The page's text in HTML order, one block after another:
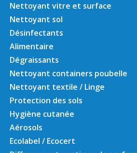
Nettoyant vitre et surface
Nettoyant sol
Désinfectants
Alimentaire
Dégraissants
Nettoyant containers poubelle
Nettoyant textile / Linge
Protection des sols
Hygiène cutanée
Aérosols
Ecolabel / Ecocert